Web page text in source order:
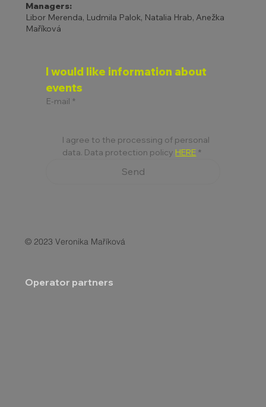
Managers:
Libor Merenda, Ludmila Palok, Natalia Hrab, Anežka
Maříková
I would like information about
events
E-mail *
I agree to the processing of personal
data. Data protection policy HERE *
Send
© 2023 Veronika Maříková
Operator partners